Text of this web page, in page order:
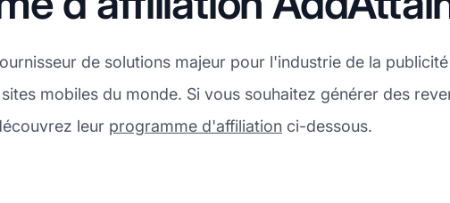
de solutions majeur pour l'industrie de la
mobiles du monde. Si vous souhaitez générer des
leur programme d'affiliation ci-dessous.